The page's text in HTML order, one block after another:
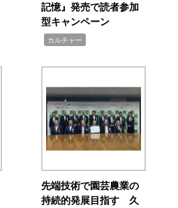
記憶』発売で読者参加
型キャンペーン
カルチャー
先端技術で園芸農業の
持続的発展目指す 久